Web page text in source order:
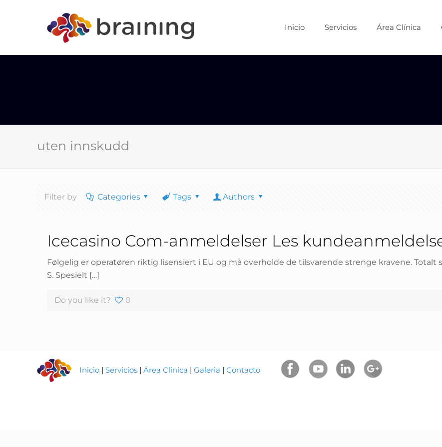
Inicio Servicios Área Clínica
uten innskudd
Filter by Categories Tags Authors
Icecasino Com-anmeldelser Les
Følgelig er operatøren riktig lisensiert i EU og må overholde de tilsvarende strenge kravene.
S. Spesielt […]
Do you like it? 0
Inicio |Servicios |Área Clinica |Galeria |Contacto